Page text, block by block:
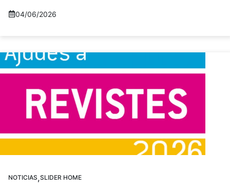
04/06/2026
NOTICIAS,SLIDER HOME